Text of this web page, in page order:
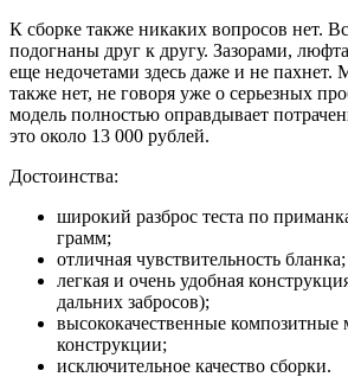
К сборке также никаких вопросов нет.
подогнаны друг к другу. Зазорами,
еще недочетами здесь даже и не пахнет.
также нет, не говоря уже о серьезных
модель полностью оправдывает
это около 13 000 рублей.
Достоинства:
широкий разброс теста по
грамм;
отличная чувствительность бланка;
легкая и очень удобная
дальних забросов);
высококачественные композитные
конструкции;
исключительное качество сборки.